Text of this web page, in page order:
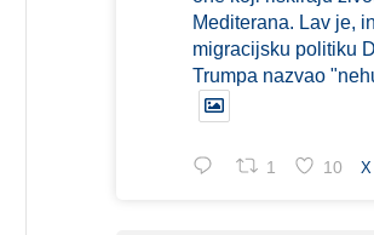
Mediterana. Lav je,
migracijsku politiku
Trumpa nazvao
1 10 X